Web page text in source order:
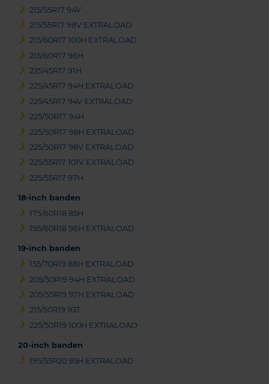
215/55R17 94V
215/55R17 98V EXTRALOAD
215/60R17 100H EXTRALOAD
215/60R17 96H
225/45R17 91H
225/45R17 94H EXTRALOAD
225/45R17 94V EXTRALOAD
225/50R17 94H
225/50R17 98H EXTRALOAD
225/50R17 98V EXTRALOAD
225/55R17 101V EXTRALOAD
225/55R17 97H
18-inch banden
175/60R18 85H
195/60R18 96H EXTRALOAD
19-inch banden
155/70R19 88H EXTRALOAD
205/50R19 94H EXTRALOAD
205/55R19 97H EXTRALOAD
215/50R19 93T
225/50R19 100H EXTRALOAD
20-inch banden
195/55R20 95H EXTRALOAD